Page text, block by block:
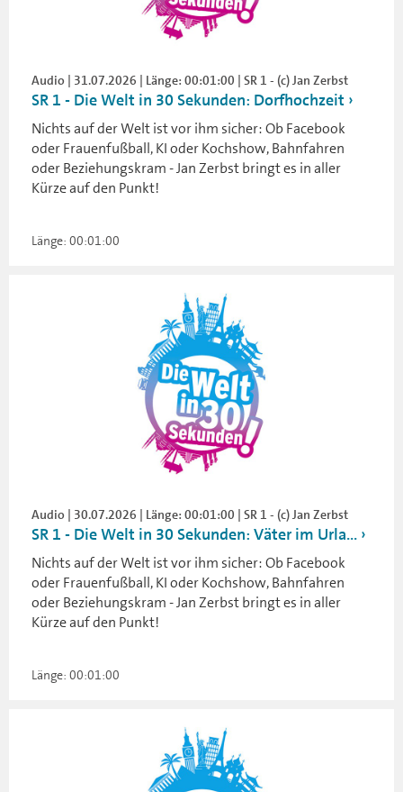
Audio | 31.07.2026 | Länge: 00:01:00 | SR 1 - (c) Jan Zerbst
SR 1 - Die Welt in 30 Sekunden: Dorfhochzeit
Nichts auf der Welt ist vor ihm sicher: Ob Facebook
oder Frauenfußball, KI oder Kochshow, Bahnfahren
oder Beziehungskram - Jan Zerbst bringt es in aller
Kürze auf den Punkt!
Länge: 00:01:00
Audio | 30.07.2026 | Länge: 00:01:00 | SR 1 - (c) Jan Zerbst
SR 1 - Die Welt in 30 Sekunden: Väter im Urla...
Nichts auf der Welt ist vor ihm sicher: Ob Facebook
oder Frauenfußball, KI oder Kochshow, Bahnfahren
oder Beziehungskram - Jan Zerbst bringt es in aller
Kürze auf den Punkt!
Länge: 00:01:00